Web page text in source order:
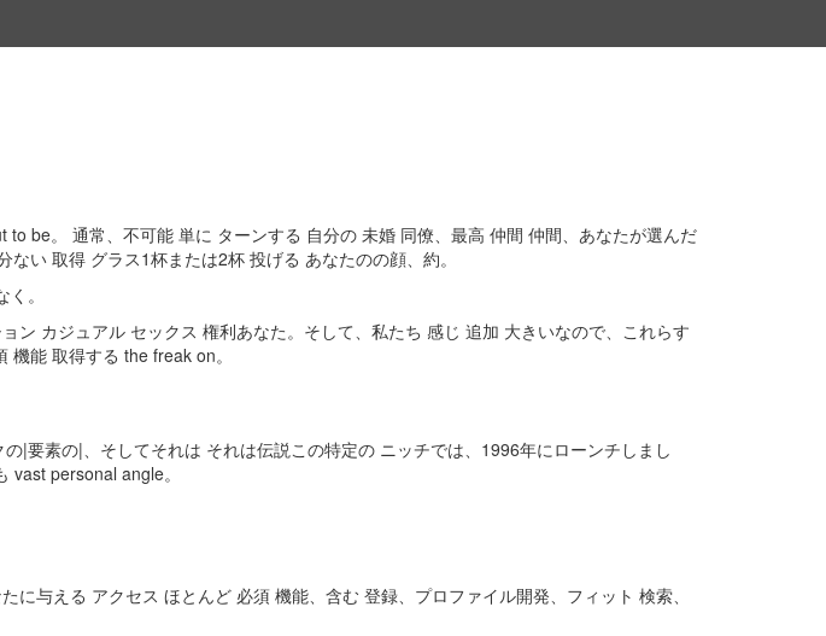
be。 通常、不可能 単に ターンする 自分の 未婚 同僚、最高 仲間 仲間、あなたが選んだ
い 取得 グラス1杯または2杯 投げる あなたのの顔、約。
。
カジュアル セックス 権利あなた。そして、私たち 感じ 追加 大きいなので、これらす
能 取得する the freak on。
|要素の|、そしてそれは それは伝説この特定の ニッチでは、1996年にローンチしまし
vast personal angle。
与える アクセス ほとんど 必須 機能、含む 登録、プロファイル開発、フィット 検索、